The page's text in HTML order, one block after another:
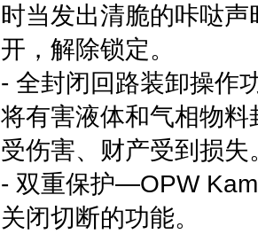
时当发出清脆的咔哒
开，解除锁定。
- 全封闭回路装卸操作
将有害液体和气相物
受伤害、财产受到损失
- 双重保护—OPW
关闭切断的功能。